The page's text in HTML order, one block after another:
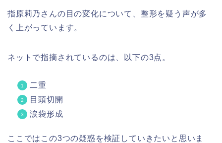
指原莉乃さんの目の変化について、整形を疑う声が多
く上がっています。
ネットで指摘されているのは、以下の3点。
二重
目頭切開
涙袋形成
ここではこの3つの疑惑を検証していきたいと思いま